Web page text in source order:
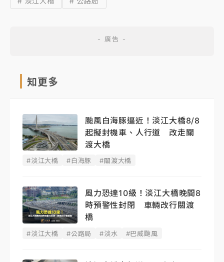
知更多
颱風白海豚逼近！淡江大橋8/8
起擬封機車、人行道 改走關
渡大橋
#淡江大橋 #白海豚 #關渡大橋
風力恐達10級！淡江大橋晚間8
時預警性封閉 車輛改行關渡
橋
#淡江大橋 #公路局 #淡水 #巴威颱風